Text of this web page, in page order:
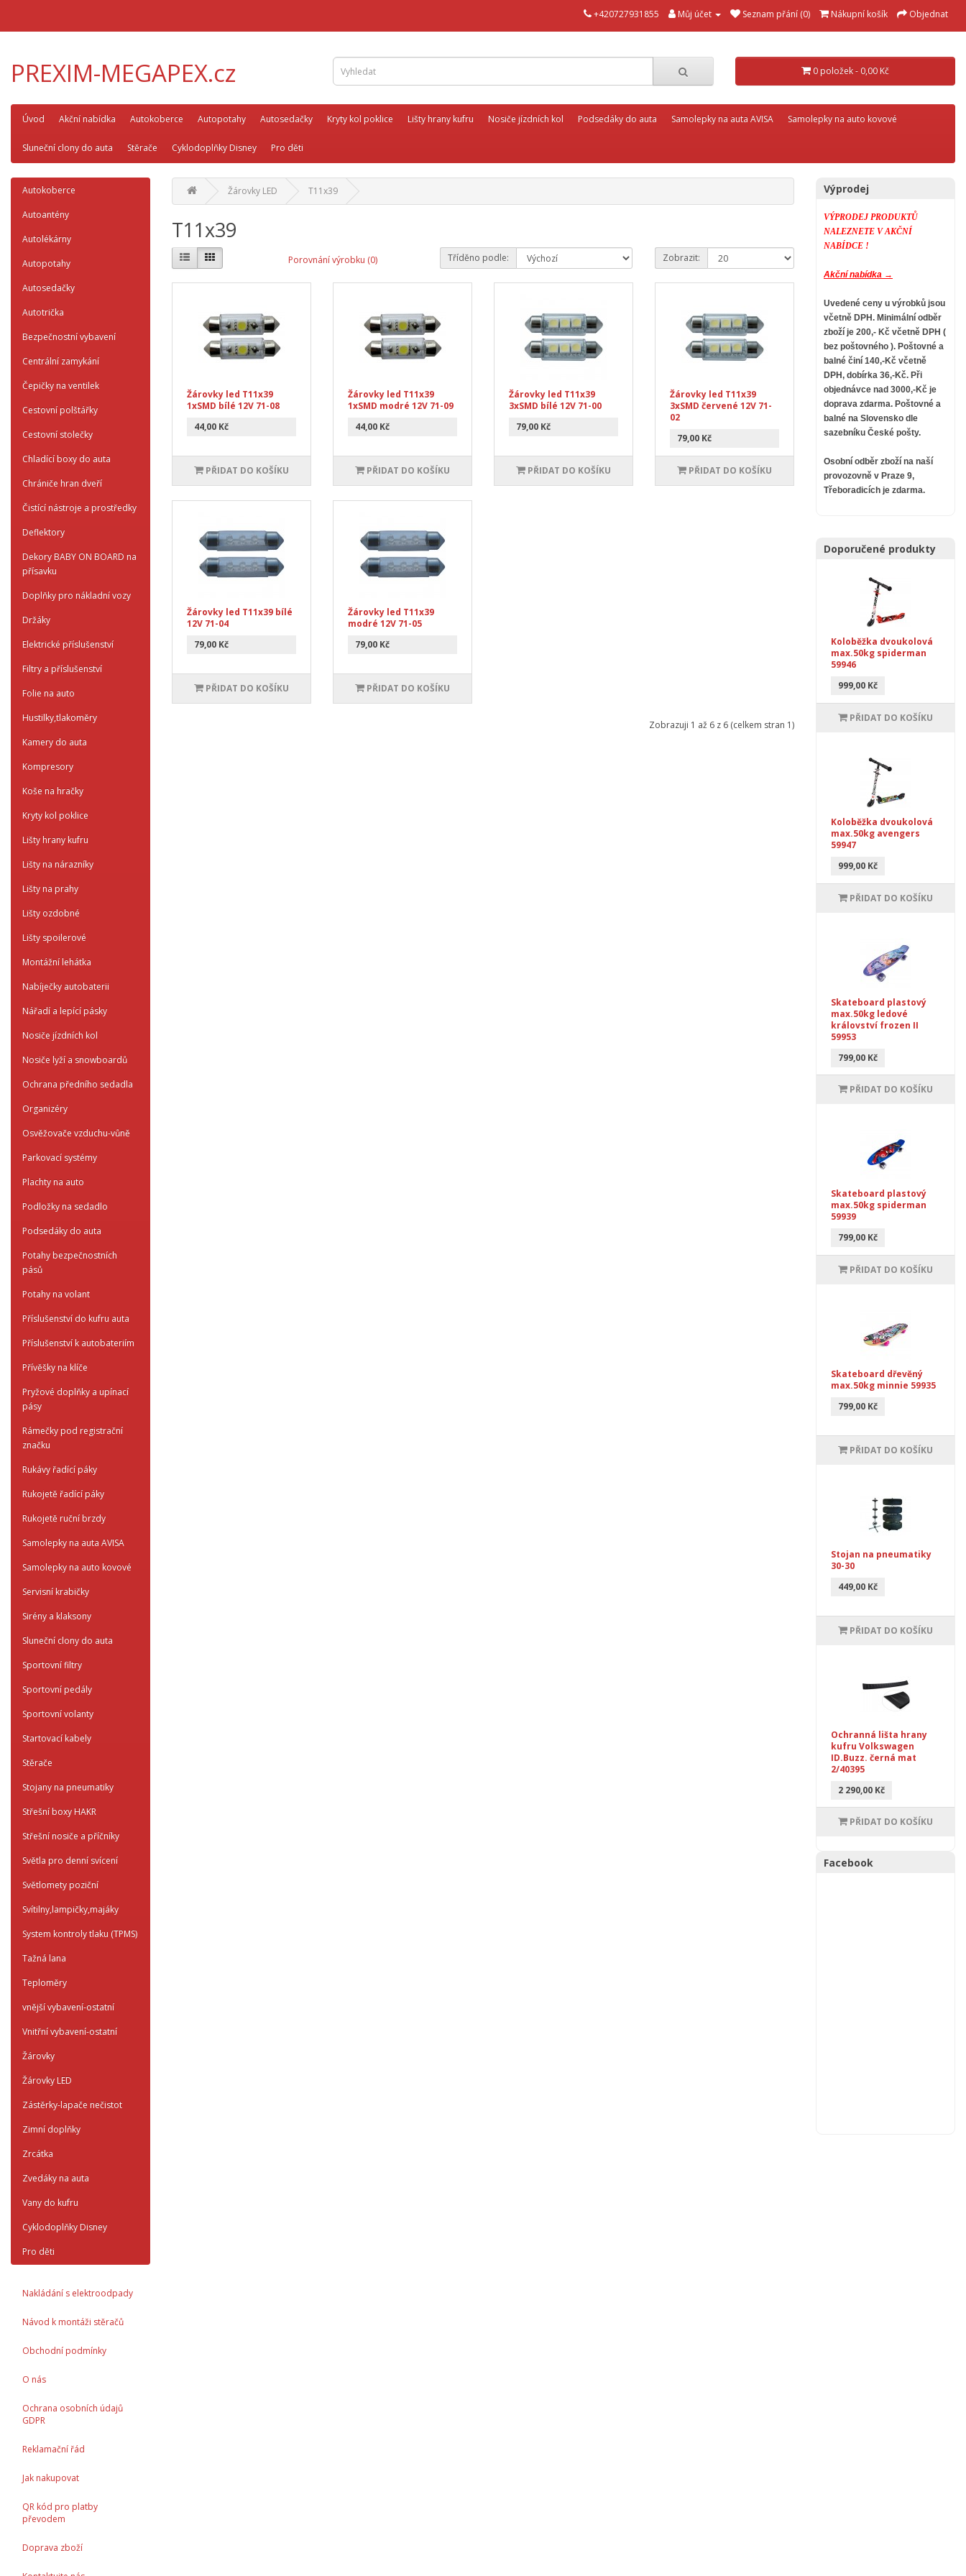
+420727931855 Můj účet Seznam přání (0) Nákupní košík Objednat
PREXIM-MEGAPEX.cz 0 položek - 0,00 Kč
Úvod Akční nabídka Autokoberce Autopotahy Autosedačky Kryty kol poklice Lišty hrany kufru Nosiče jízdních kol Podsedáky do auta Samolepky na auta AVISA Samolepky na auto kovové
Sluneční clony do auta Stěrače Cyklodoplňky Disney Pro děti
Autokoberce
Autoantény
Autolékárny
Autopotahy
Autosedačky
Autotrička
Bezpečnostní vybavení
Centrální zamykání
Čepičky na ventilek
Cestovní polštářky
Cestovní stolečky
Chladící boxy do auta
Chrániče hran dveří
Čistící nástroje a prostředky
Deflektory
Dekory BABY ON BOARD na
přísavku
Doplňky pro nákladní vozy
Držáky
Elektrické příslušenství
Filtry a příslušenství
Folie na auto
Hustilky,tlakoměry
Kamery do auta
Kompresory
Koše na hračky
Kryty kol poklice
Lišty hrany kufru
Lišty na nárazníky
Lišty na prahy
Lišty ozdobné
Lišty spoilerové
Montážní lehátka
Nabíječky autobaterii
Nářadí a lepící pásky
Nosiče jízdních kol
Nosiče lyží a snowboardů
Ochrana předního sedadla
Organizéry
Osvěžovače vzduchu-vůně
Parkovací systémy
Plachty na auto
Podložky na sedadlo
Podsedáky do auta
Potahy bezpečnostních
pásů
Potahy na volant
Příslušenství do kufru auta
Příslušenství k autobateriím
Přívěšky na klíče
Pryžové doplňky a upínací
pásy
Rámečky pod registrační
značku
Rukávy řadící páky
Rukojetě řadící páky
Rukojetě ruční brzdy
Samolepky na auta AVISA
Samolepky na auto kovové
Servisní krabičky
Sirény a klaksony
Sluneční clony do auta
Sportovní filtry
Sportovní pedály
Sportovní volanty
Startovací kabely
Stěrače
Stojany na pneumatiky
Střešní boxy HAKR
Střešní nosiče a příčníky
Světla pro denní svícení
Světlomety poziční
Svítilny,lampičky,majáky
System kontroly tlaku (TPMS)
Tažná lana
Teploměry
vnější vybavení-ostatní
Vnitřní vybavení-ostatní
Žárovky
Žárovky LED
Zástěrky-lapače nečistot
Zimní doplňky
Zrcátka
Zvedáky na auta
Vany do kufru
Cyklodoplňky Disney
Pro děti
Nakládání s elektroodpady
Návod k montáži stěračů
Obchodní podmínky
O nás
Ochrana osobních údajů
GDPR
Reklamační řád
Jak nakupovat
QR kód pro platby
převodem
Doprava zboží
Žárovky LED T11x39
T11x39
Porovnání výrobku (0) Tříděno podle: Zobrazit:
Žárovky led T11x39
1xSMD bílé 12V 71-08
44,00 Kč
PŘIDAT DO KOŠÍKU
Žárovky led T11x39
1xSMD modré 12V 71-09
44,00 Kč
PŘIDAT DO KOŠÍKU
Žárovky led T11x39
3xSMD bílé 12V 71-00
79,00 Kč
PŘIDAT DO KOŠÍKU
Žárovky led T11x39
3xSMD červené 12V 71-
02
79,00 Kč
PŘIDAT DO KOŠÍKU
Žárovky led T11x39 bílé
12V 71-04
79,00 Kč
PŘIDAT DO KOŠÍKU
Žárovky led T11x39
modré 12V 71-05
79,00 Kč
PŘIDAT DO KOŠÍKU
Zobrazuji 1 až 6 z 6 (celkem stran 1)
Výprodej
VÝPRODEJ PRODUKTŮ
NALEZNETE V AKČNÍ
NABÍDCE !
Akční nabídka →
Uvedené ceny u výrobků jsou
včetně DPH. Minimální odběr
zboží je 200,- Kč včetně DPH (
bez poštovného ). Poštovné a
balné činí 140,-Kč včetně
DPH, dobírka 36,-Kč. Při
objednávce nad 3000,-Kč je
doprava zdarma. Poštovné a
balné na Slovensko dle
sazebníku České pošty.
Osobní odběr zboží na naší
provozovně v Praze 9,
Třeboradicích je zdarma.
Doporučené produkty
Koloběžka dvoukolová
max.50kg spiderman
59946
999,00 Kč
PŘIDAT DO KOŠÍKU
Koloběžka dvoukolová
max.50kg avengers
59947
999,00 Kč
PŘIDAT DO KOŠÍKU
Skateboard plastový
max.50kg ledové
království frozen II
59953
799,00 Kč
PŘIDAT DO KOŠÍKU
Skateboard plastový
max.50kg spiderman
59939
799,00 Kč
PŘIDAT DO KOŠÍKU
Skateboard dřevěný
max.50kg minnie 59935
799,00 Kč
PŘIDAT DO KOŠÍKU
Stojan na pneumatiky
30-30
449,00 Kč
PŘIDAT DO KOŠÍKU
Ochranná lišta hrany
kufru Volkswagen
ID.Buzz. černá mat
2/40395
2 290,00 Kč
PŘIDAT DO KOŠÍKU
Facebook